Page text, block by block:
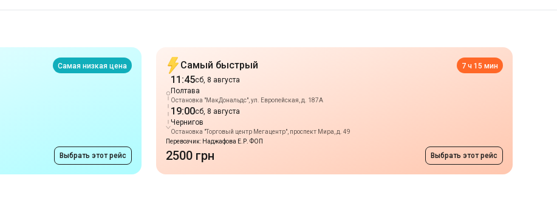
сб, 8 августа
Чернигов
Остановка "Торговый центр Мегацентр", проспект Мира, д. 49
Перевозчик: Наджафова Е.Р. ФОП
2500 грн
Маршруты в г. Полтава